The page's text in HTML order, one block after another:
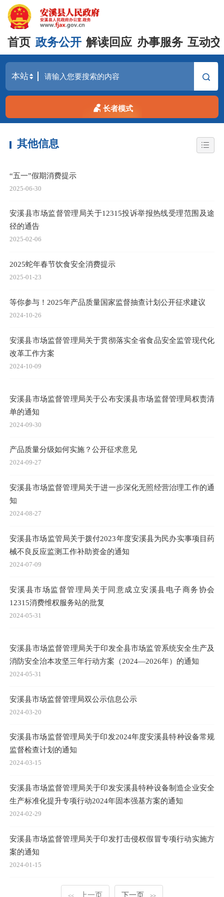
首页 政务公开 解读回应 办事服务 互动
长者模式
其他信息
“五一”假期消费提示
2025-06-30
安溪县市场监督管理局关于12315投诉举报热线受理范围及途
径的通告
2025-02-06
2025蛇年春节饮食安全消费提示
2025-01-23
等你参与！2025年产品质量国家监督抽查计划公开征求建议
2024-10-26
安溪县市场监督管理局关于贯彻落实全省食品安全监管现代化
改革工作方案
2024-10-09
安溪县市场监督管理局关于公布安溪县市场监督管理局权责清
单的通知
2024-09-30
产品质量分级如何实施？公开征求意见
2024-09-27
安溪县市场监督管理局关于进一步深化无照经营治理工作的通
知
2024-08-27
安溪县市场监管局关于拨付2023年度安溪县为民办实事项目药
械不良反应监测工作补助资金的通知
2024-07-09
安溪县市场监督管理局关于同意成立安溪县电子商务协会
12315消费维权服务站的批复
2024-05-31
安溪县市场监督管理局关于印发全县市场监管系统安全生产及
消防安全治本攻坚三年行动方案（2024—2026年）的通知
2024-05-31
安溪县市场监督管理局双公示信息公示
2024-03-20
安溪县市场监督管理局关于印发2024年度安溪县特种设备常规
监督检查计划的通知
2024-03-15
安溪县市场监督管理局关于印发安溪县特种设备制造企业安全
生产标准化提升专项行动2024年固本强基方案的通知
2024-02-29
安溪县市场监督管理局关于印发打击侵权假冒专项行动实施方
案的通知
2024-01-15
<< 上一页 下一页 >>